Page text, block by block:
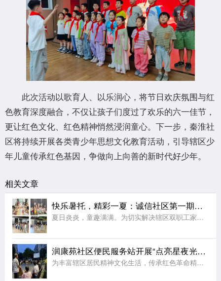
此次活动以歌育人、以乐润心，将节日欢庆氛围与红
色教育深度融合，不仅让孩子们度过了欢乐的六一佳节，
更让红色文化、红色精神悄然浸润童心。下一步，秦淮社
区将持续开展各类青少年思想文化教育活动，引导辖区少
年儿童传承红色基因，争做向上向善的新时代好少年。
相关文章
快乐暑托，精彩一夏：诚信社区第一期暑托班圆满收官
夏日炎炎，童趣满满。为切实解决辖区双职工家庭“看护难”问题，丰富青少年暑期精神文化生活，助力未成年人健康快乐成长，2026年7月，江宁区秣陵街道诚信社区精心筹备、暖心开设第一期暑托班。经过为期一个月的
润康苑社区便民服务站开展“点亮星夜光影 赓续红色薪火”
为丰富辖区居民精神文化生活，传承红色革命精神，厚植群众爱国情怀，8月5日晚，马群街道宣传文体办联合润康苑社区党总支、新时代文明实践站、关工委、掌上云社区、妇联开展露天红色电影放映活动，为居民送上一场精